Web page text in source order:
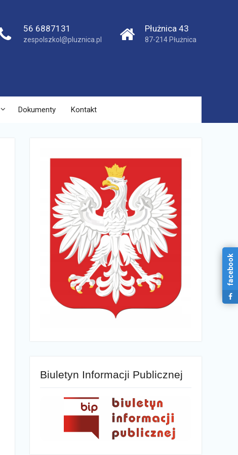
56 6887131
zespolszkol@pluznica.pl
Płużnica 43
87-214 Płużnica
Dokumenty Kontakt
Biuletyn Informacji Publicznej
facebook